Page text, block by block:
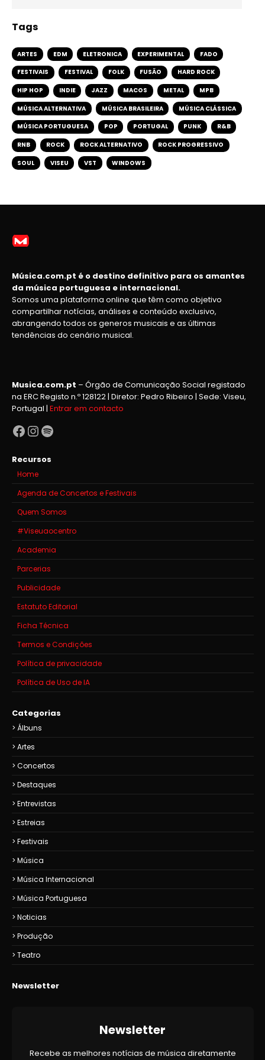
Tags
ARTES EDM ELETRONICA EXPERIMENTAL FADO
FESTIVAIS FESTIVAL FOLK FUSÃO HARD ROCK
HIP HOP INDIE JAZZ MACOS METAL MPB
MÚSICA ALTERNATIVA MÚSICA BRASILEIRA MÚSICA CLÁSSICA
MÚSICA PORTUGUESA POP PORTUGAL PUNK R&B
RNB ROCK ROCK ALTERNATIVO ROCK PROGRESSIVO
SOUL VISEU VST WINDOWS
Música.com.pt é o destino definitivo para os amantes
da música portuguesa e internacional.
Somos uma plataforma online que têm como objetivo
compartilhar notícias, análises e conteúdo exclusivo,
abrangendo todos os generos musicais e as últimas
tendências do cenário musical.
Musica.com.pt – Órgão de Comunicação Social registado
na ERC Registo n.º 128122 | Diretor: Pedro Ribeiro | Sede: Viseu,
Portugal | Entrar em contacto
Facebook
Instagram
Spotify
Recursos
Home
Agenda de Concertos e Festivais
Quem Somos
#Viseuaocentro
Academia
Parcerias
Publicidade
Estatuto Editorial
Ficha Técnica
Termos e Condições
Política de privacidade
Política de Uso de IA
Categorias
Álbuns
Artes
Concertos
Destaques
Entrevistas
Estreias
Festivais
Música
Música Internacional
Música Portuguesa
Noticias
Produção
Teatro
Newsletter
Newsletter
Recebe as melhores notícias de música diretamente